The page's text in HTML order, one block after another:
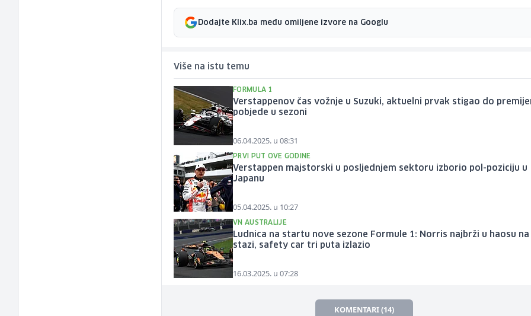
Dodajte Klix.ba među omiljene izvore na Googlu
Više na istu temu
FORMULA 1
Verstappenov čas vožnje u Suzuki, aktuelni prvak stigao do
pobjede u sezoni
06.04.2025. u 08:31
PRVI PUT OVE GODINE
Verstappen majstorski u posljednjem sektoru izborio pol-poziciju u
Japanu
05.04.2025. u 10:27
VN AUSTRALIJE
Ludnica na startu nove sezone Formule 1: Norris najbrži u haosu na
stazi, safety car tri puta izlazio
16.03.2025. u 07:28
KOMENTARI (14)